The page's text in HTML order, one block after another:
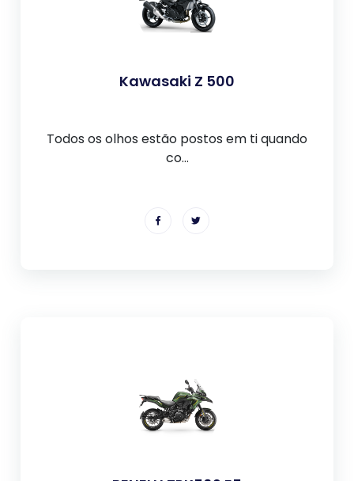
Kawasaki Z 500
Todos os olhos estão postos em ti quando
co...